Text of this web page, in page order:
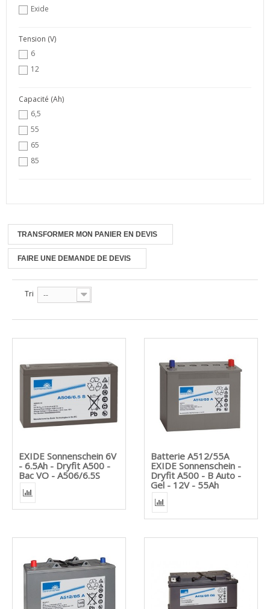
Exide
Tension (V)
6
12
Capacité (Ah)
6,5
55
65
85
TRANSFORMER MON PANIER EN DEVIS
FAIRE UNE DEMANDE DE DEVIS
Tri --
EXIDE Sonnenschein 6V
- 6.5Ah - Dryfit A500 -
Bac VO - A506/6.5S
Batterie A512/55A
EXIDE Sonnenschein -
Dryfit A500 - B Auto -
Gel - 12V - 55Ah